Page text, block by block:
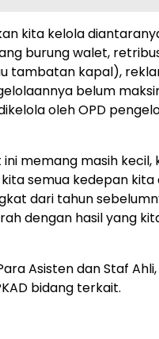
kita kelola
burung walet,
tambatan kapal),
belum
oleh OPD
ini memang masih kecil,
semua kedepan
dari tahun
dengan hasil yang
Asisten dan Staf
bidang terkait.